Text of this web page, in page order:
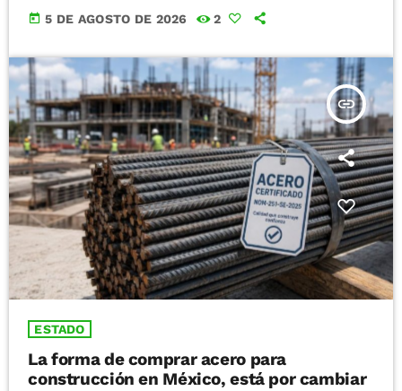
today 5 DE AGOSTO DE 2026 2
insert_link
ESTADO
La forma de comprar acero para
construcción en México, está por cambiar